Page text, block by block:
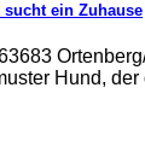
sucht ein Zuhause
Hund, der